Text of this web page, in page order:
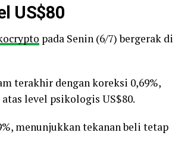
US$80
pada Senin (6/7) bergerak di
terakhir dengan koreksi 0,69%,
level psikologis US$80.
menunjukkan tekanan beli tetap